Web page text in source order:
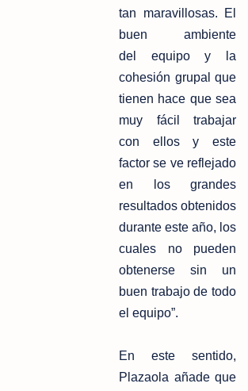
tan maravillosas. El
buen ambiente
del equipo y la
cohesión grupal que
tienen hace que sea
muy fácil trabajar
con ellosy este
factor se ve reflejado
en los grandes
resultados obtenidos
durante este año, los
cuales no pueden
obtenerse sin un
buen trabajo de todo
el equipo”.
En este sentido,
Plazaola añade que